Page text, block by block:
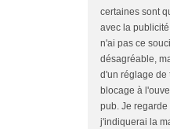
certaines sont
avec la
n'ai pas ce
désagréable,
d'un réglage de
blocage à
pub. Je
j'indiquerai la